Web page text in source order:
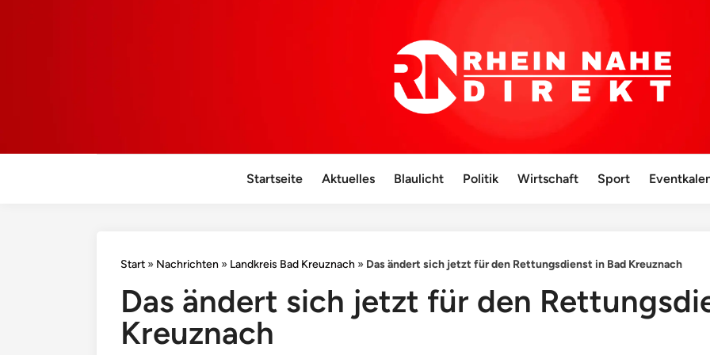
Startseite Aktuelles Blaulicht Politik Wirtschaft Sport
Start » Nachrichten » Landkreis Bad Kreuznach » Das ändert sich jetzt für den Rettungsdienst in Bad Kreuznach
Das ändert sich jetzt für den
Kreuznach